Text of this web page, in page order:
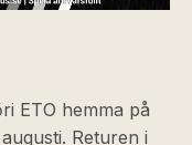
ETO hemma på
Returen i